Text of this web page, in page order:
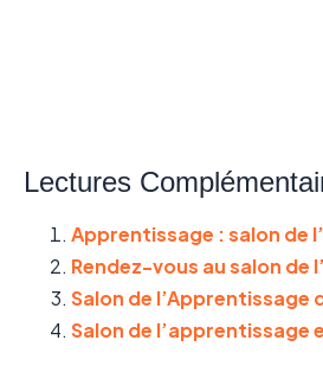
Lectures
Apprentissage : salon de
Rendez-vous au salon de
Salon de l’Apprentissage
Salon de l’apprentissage